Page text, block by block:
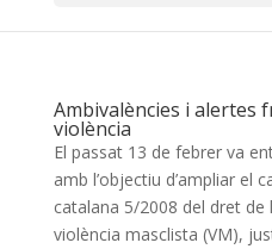
Ambivalències i alertes
violència
El passat 13 de febrer va
amb l’objectiu d’ampliar el
catalana 5/2008 del dret de
violència masclista (VM),